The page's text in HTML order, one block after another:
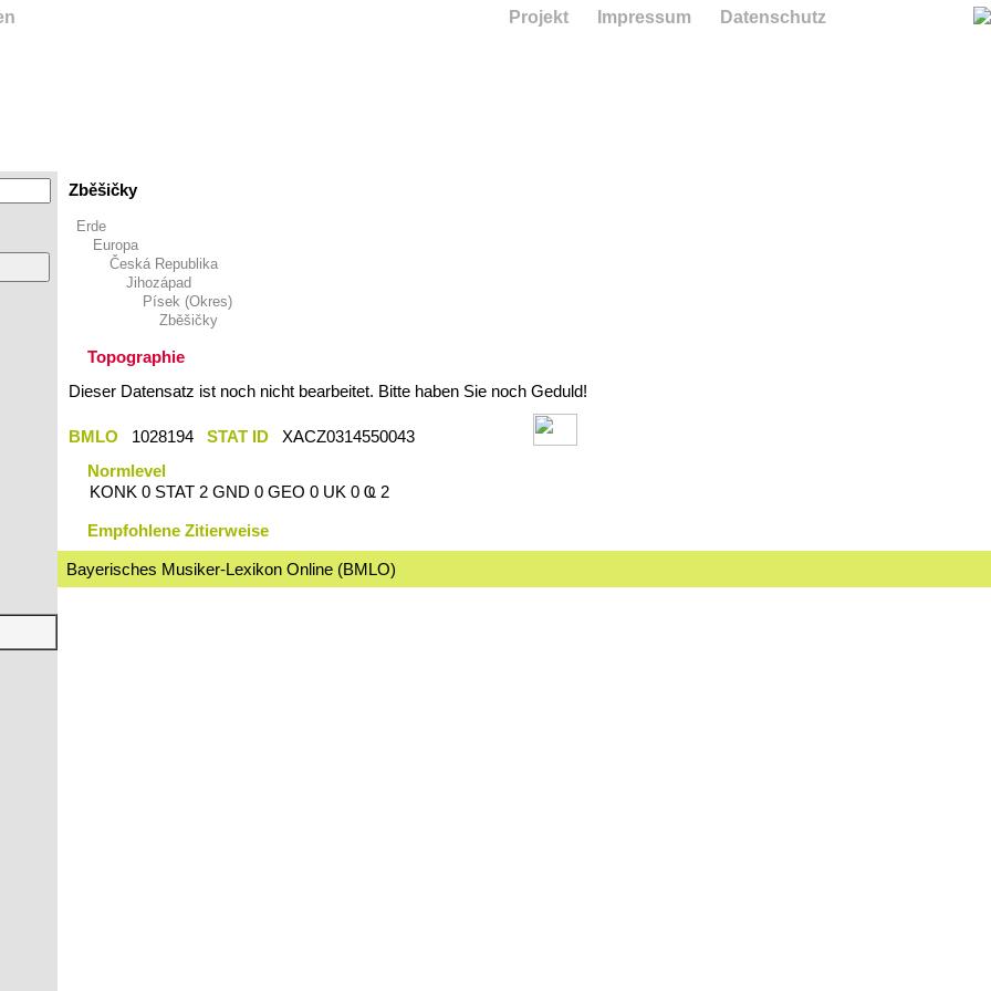
Zběšičky
Erde
Europa
Česká Republika
Jihozápad
Písek (Okres)
Zběšičky
Topographie
Dieser Datensatz ist noch nicht bearbeitet. Bitte haben Sie noch Geduld!
BMLO 1028194 STAT ID
XACZ0314550043
Normlevel
KONK 0 STAT 2 GND 0 GEO 0 UK 0 Ҩ 2
Empfohlene Zitierweise
Bayerisches Musiker-Lexikon Online (BMLO)
Projekt Impressum Datenschutz